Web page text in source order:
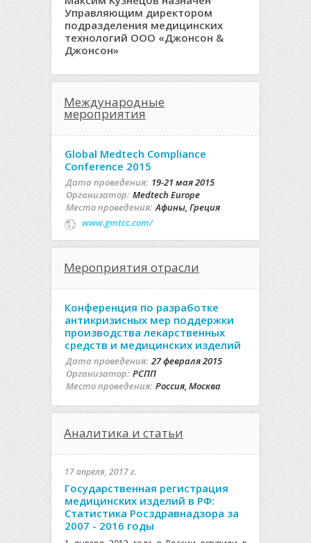
Управляющим директором
подразделения медицинских
технологий ООО «Джонсон &
Джонсон»
Международные
мероприятия
Global Medtech Compliance
Conference 2015
Дата проведения: 19-21 мая 2015
Организатор: Medtech Europe
Место проведения: Афины, Греция
www.gmtcc.com/
Мероприятия отрасли
Конференция по разработке
антикризисных мер поддержки
производства лекарственных
средств и медицинских изделий
Дата проведения: 27 февраля 2015
Организатор: РСПП
Место проведения: Россия, Москва
Аналитика и статьи
17 апреля, 2017 г.
Государственная регистрация
медицинских изделий в РФ:
Статистика Росздравнадзора за
2007 - 2016 годы